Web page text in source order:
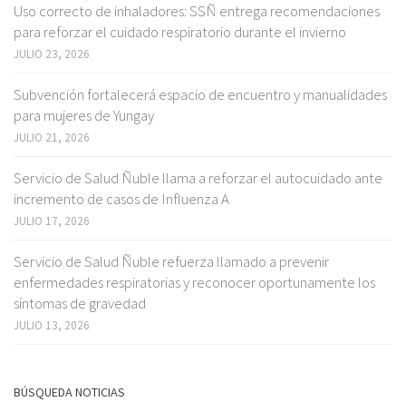
Uso correcto de inhaladores: SSÑ entrega recomendaciones
para reforzar el cuidado respiratorio durante el invierno
JULIO 23, 2026
Subvención fortalecerá espacio de encuentro y manualidades
para mujeres de Yungay
JULIO 21, 2026
Servicio de Salud Ñuble llama a reforzar el autocuidado ante
incremento de casos de Influenza A
JULIO 17, 2026
Servicio de Salud Ñuble refuerza llamado a prevenir
enfermedades respiratorias y reconocer oportunamente los
síntomas de gravedad
JULIO 13, 2026
BÚSQUEDA NOTICIAS